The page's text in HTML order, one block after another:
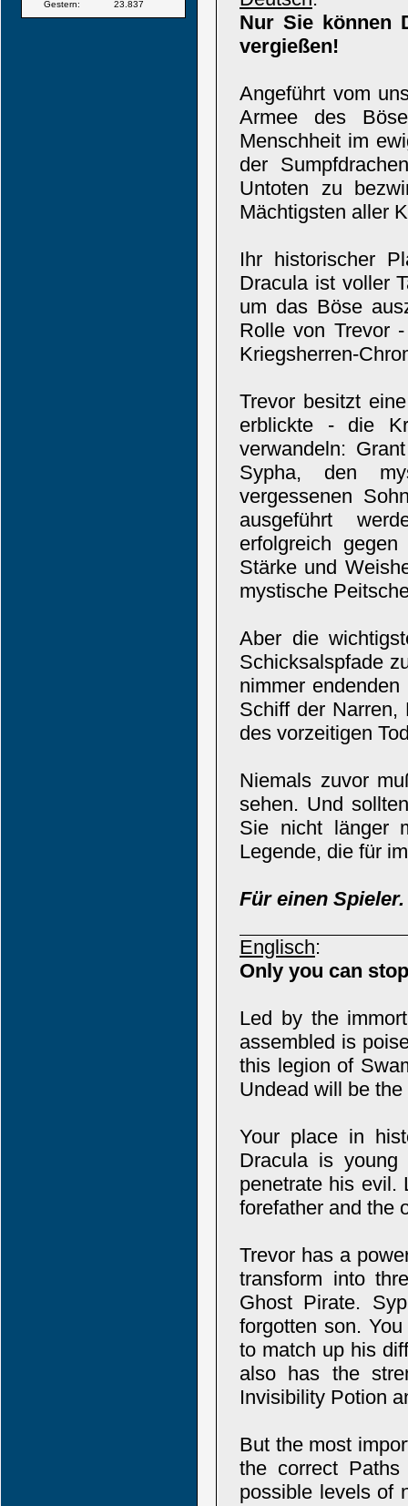
Gestern:
23.837
Nur Sie können
vergießen!
Angeführt vom
Armee des
Menschheit im
der
Untoten zu
Mächtigsten aller
Ihr historischer
Dracula ist voller
um das Böse
Rolle von Trevor
Kriegsherren-
Trevor besitzt
erblickte - die
verwandeln:
Sypha, den
vergessenen
ausgeführt
erfolgreich
Stärke und
mystische
Aber die
Schicksalspfade
nimmer
Schiff der Narren,
des vorzeitigen
Niemals zuvor
sehen. Und
Sie nicht länger
Legende, die für
Für einen Spieler.
Englisch:
Only you can
Led by the
assembled is
this legion of
Undead will be
Your place in
Dracula is
penetrate his evil.
forefather and the
Trevor has a
transform into
Ghost Pirate.
forgotten son.
to match up his
also has the
Invisibility Potion
But the most
the correct
possible levels of